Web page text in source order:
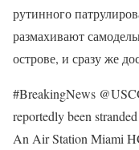
рутинного
размахивают
острове, и сразу же
#BreakingNews
reportedly been
An Air Station Miami